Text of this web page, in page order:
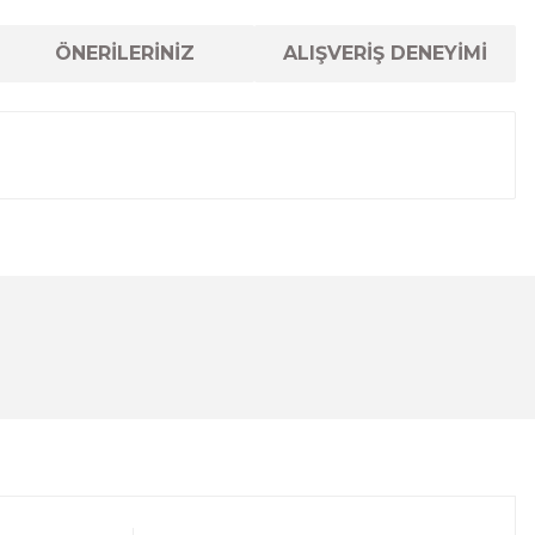
ÖNERİLERİNİZ ALIŞVERİŞ DENEYİMİ